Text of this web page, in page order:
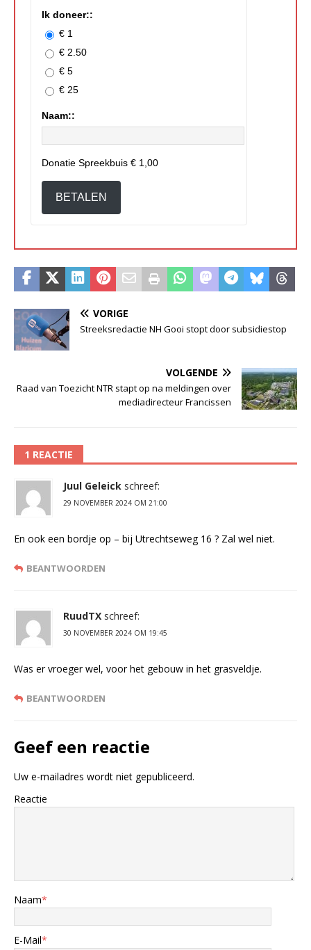
Ik doneer::
€ 1
€ 2.50
€ 5
€ 25
Naam::
Donatie Spreekbuis € 1,00
BETALEN
VORIGE
Streeksredactie NH Gooi stopt door subsidiestop
VOLGENDE
Raad van Toezicht NTR stapt op na meldingen over
mediadirecteur Francissen
1 REACTIE
Juul Geleick schreef:
29 NOVEMBER 2024 OM 21:00
En ook een bordje op – bij Utrechtseweg 16 ? Zal wel niet.
BEANTWOORDEN
RuudTX schreef:
30 NOVEMBER 2024 OM 19:45
Was er vroeger wel, voor het gebouw in het grasveldje.
BEANTWOORDEN
Geef een reactie
Uw e-mailadres wordt niet gepubliceerd.
Reactie
Naam*
E-Mail*